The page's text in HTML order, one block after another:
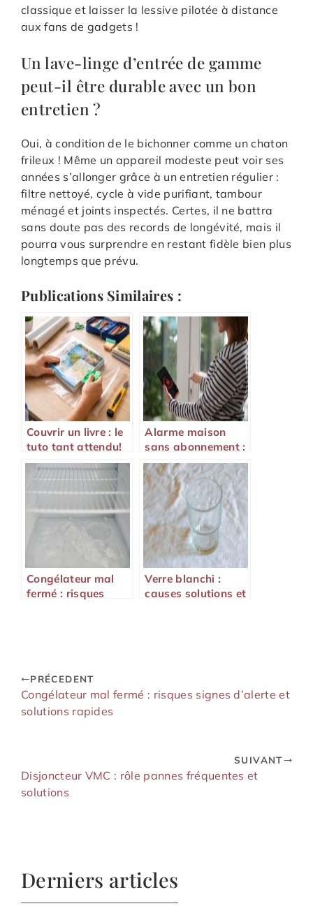
classique et laisser la lessive pilotée à distance
aux fans de gadgets !
Un lave-linge d’entrée de gamme
peut-il être durable avec un bon
entretien ?
Oui, à condition de le bichonner comme un chaton
frileux ! Même un appareil modeste peut voir ses
années s’allonger grâce à un entretien régulier :
filtre nettoyé, cycle à vide purifiant, tambour
ménagé et joints inspectés. Certes, il ne battra
sans doute pas des records de longévité, mais il
pourra vous surprendre en restant fidèle bien plus
longtemps que prévu.
Publications Similaires :
Couvrir un livre : le
tuto tant attendu!
Alarme maison
sans abonnement :
fonctionnement,
avantages et
modèles fiables
Congélateur mal
fermé : risques
Verre blanchi :
causes solutions et
PRÉCEDENT
Congélateur mal fermé : risques signes d’alerte et
solutions rapides
SUIVANT
Disjoncteur VMC : rôle pannes fréquentes et
solutions
Derniers articles